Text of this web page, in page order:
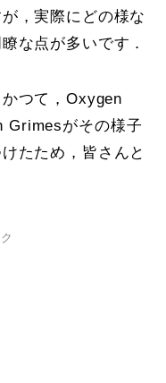
，実際にどの様な
な点が多いです．
つて，Oxygen
Grimesがその様子
たため，皆さんと